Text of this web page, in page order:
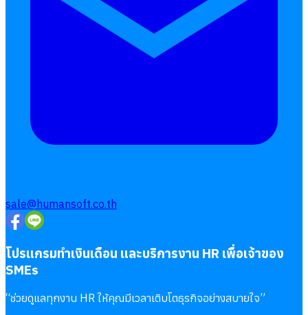
บริการรับทำเงินเดือน
Human Soft
sale@humansoft.co.th
โปรแกรมทำเงินเดือน และบริการงาน HR เพื่อเจ้าของ
SMEs
“ช่วยดูแลทุกงาน HR ให้คุณมีเวลาเติบโตธุรกิจอย่างสบายใจ”